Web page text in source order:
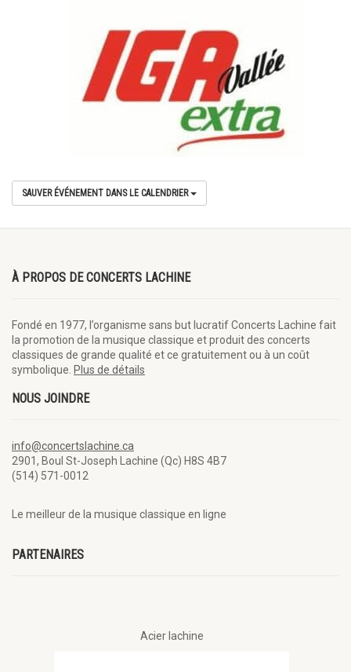
SAUVER ÉVÉNEMENT DANS LE CALENDRIER
À PROPOS DE CONCERTS LACHINE
Fondé en 1977, l’organisme sans but lucratif Concerts Lachine fait
la promotion de la musique classique et produit des concerts
classiques de grande qualité et ce gratuitement ou à un coût
symbolique. Plus de détails
NOUS JOINDRE
info@concertslachine.ca
2901, Boul St-Joseph Lachine (Qc) H8S 4B7
(514) 571-0012
Le meilleur de la musique classique en ligne
PARTENAIRES
Acier lachine